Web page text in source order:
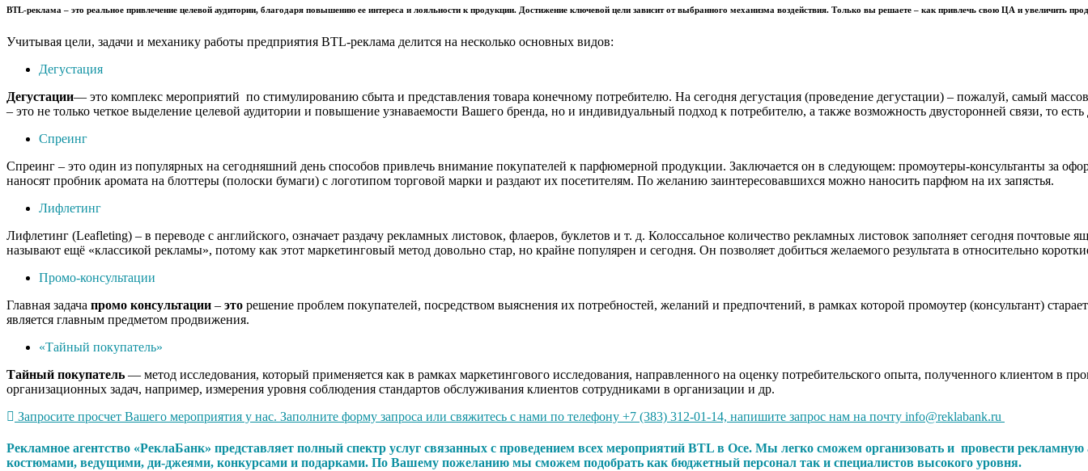
BTL-реклама – это реальное привлечение целевой аудитории, благодаря повышению ее интереса и лояльности к продукции. Достижение ключевой цели зависит от выбранного механизма воздействия. Только вы решаете – как привлечь свою ЦА и увеличить
Учитывая цели, задачи и механику работы предприятия BTL-реклама делится на несколько основных видов:
Дегустация
Дегустации— это комплекс мероприятий по стимулированию сбыта и представления товара конечному потребителю. На сегодня дегустация (проведение дегустации) – пожалуй, самый
– это не только четкое выделение целевой аудитории и повышение узнаваемости Вашего бренда, но и индивидуальный подход к потребителю, а также возможность двусторонней связи, то есть
Спреинг
Спреинг – это один из популярных на сегодняшний день способов привлечь внимание покупателей к парфюмерной продукции. Заключается он в следующем: промоутеры-консультанты за
наносят пробник аромата на блоттеры (полоски бумаги) с логотипом торговой марки и раздают их посетителям. По желанию заинтересовавшихся можно наносить парфюм на их запястья.
Лифлетинг
Лифлетинг (Leafleting) – в переводе с английского, означает раздачу рекламных листовок, флаеров, буклетов и т. д. Колоссальное количество рекламных листовок заполняет сегодня
называют ещё «классикой рекламы», потому как этот маркетинговый метод довольно стар, но крайне популярен и сегодня. Он позволяет добиться желаемого результата в относительно
Промо-консультации
Главная задача промо консультации – это решение проблем покупателей, посредством выяснения их потребностей, желаний и предпочтений, в рамках которой промоутер (консультант)
является главным предметом продвижения.
«Тайный покупатель»
Тайный покупатель — метод исследования, который применяется как в рамках маркетингового исследования, направленного на оценку потребительского опыта, полученного клиентом в
организационных задач, например, измерения уровня соблюдения стандартов обслуживания клиентов сотрудниками в организации и др.
Запросите просчет Вашего мероприятия у нас. Заполните форму запроса или свяжитесь с нами по телефону +7 (383) 312-01-14, напишите запрос нам на почту info@reklabank.ru
Рекламное агентство «РеклаБанк» представляет полный спектр услуг связанных с проведением всех мероприятий BTL в Осе. Мы легко сможем организовать и провести
костюмами, ведущими, ди-джеями, конкурсами и подарками. По Вашему пожеланию мы сможем подобрать как бюджетный персонал так и специалистов высокого уровня.